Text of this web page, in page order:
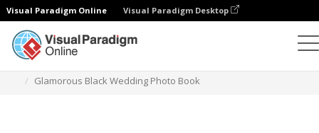
Visual Paradigm Online Visual Paradigm Desktop
Glamorous Black Wedding Photo Book